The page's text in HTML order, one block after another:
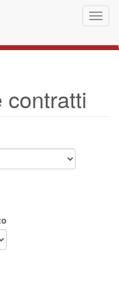
contratti